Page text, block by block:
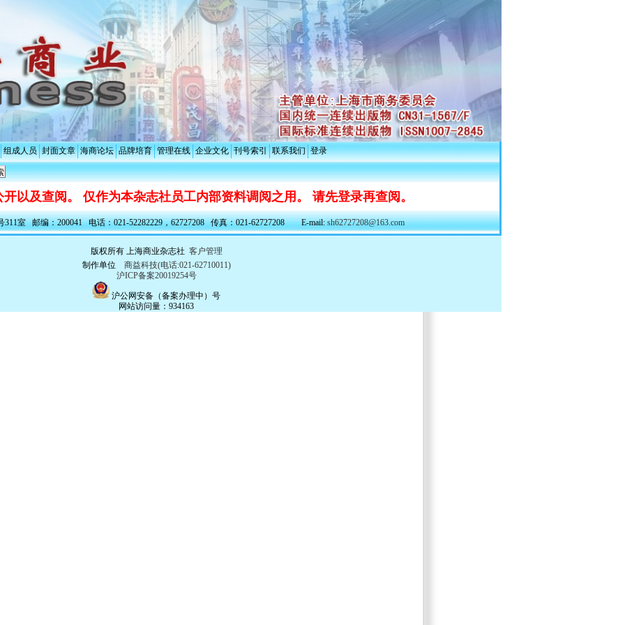
组成人员 封面文章 海商论坛 品牌培育 管理在线 企业文化 刊号索引 联系我们 登录
以及查阅。 仅作为本杂志社员工内部资料调阅之用。 请先登录再查阅。
311室 邮编：200041 电话：021-52282229，62727208 传真：021-62727208 E-mail:sh62727208@163.com
版权所有 上海商业杂志社 客户管理
制作单位 商益科技(电话:021-62710011)
沪ICP备案20019254号
沪公网安备（备案办理中）号
网站访问量：934163